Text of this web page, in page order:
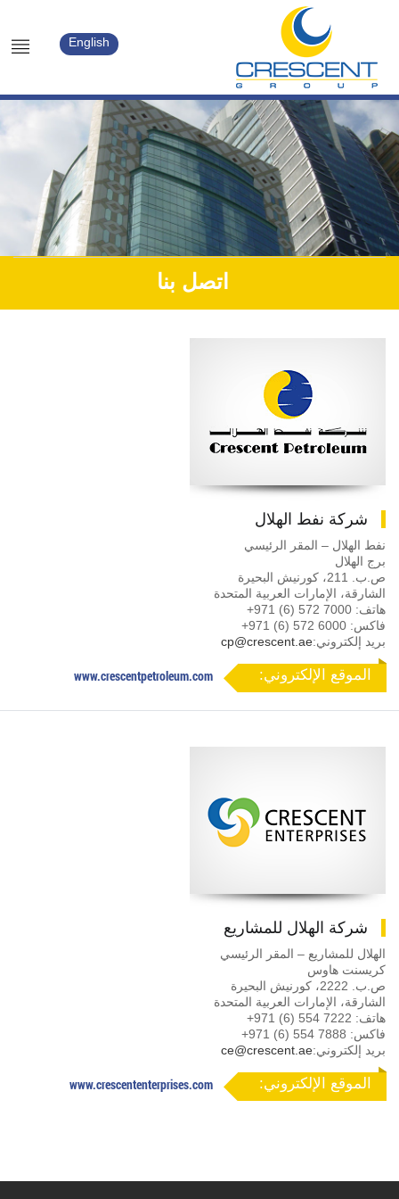
English
اتصل بنا
شركة نفط الهلال
نفط الهلال – المقر الرئيسي
برج الهلال
ص.ب. 211، كورنيش البحيرة
الشارقة، الإمارات العربية المتحدة
هاتف: +971 (6) 572 7000
فاكس: +971 (6) 572 6000
بريد إلكتروني:cp@crescent.ae
الموقع الإلكتروني: www.crescentpetroleum.com
شركة الهلال للمشاريع
الهلال للمشاريع – المقر الرئيسي
كريسنت هاوس
ص.ب. 2222، كورنيش البحيرة
الشارقة، الإمارات العربية المتحدة
هاتف: +971 (6) 554 7222
فاكس: +971 (6) 554 7888
بريد إلكتروني:ce@crescent.ae
الموقع الإلكتروني: www.crescententerprises.com